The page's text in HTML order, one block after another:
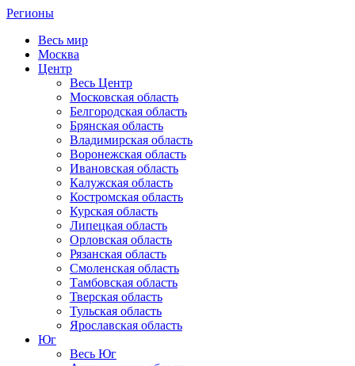
Регионы
Весь мир
Москва
Центр
Весь Центр
Московская область
Белгородская область
Брянская область
Владимирская область
Воронежская область
Ивановская область
Калужская область
Костромская область
Курская область
Липецкая область
Орловская область
Рязанская область
Смоленская область
Тамбовская область
Тверская область
Тульская область
Ярославская область
Юг
Весь Юг